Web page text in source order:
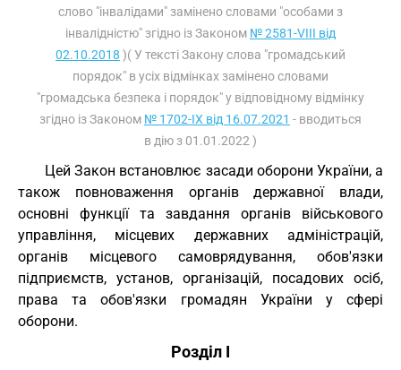
слово "інвалідами" замінено словами "особами з
інвалідністю" згідно із Законом № 2581-VIII від
02.10.2018 )( У тексті Закону слова "громадський
порядок" в усіх відмінках замінено словами
"громадська безпека і порядок" у відповідному відмінку
згідно із Законом № 1702-IX від 16.07.2021 - вводиться
в дію з 01.01.2022 )
Цей Закон встановлює засади оборони України, а
також повноваження органів державної влади,
основні функції та завдання органів військового
управління, місцевих державних адміністрацій,
органів місцевого самоврядування, обов'язки
підприємств, установ, організацій, посадових осіб,
права та обов'язки громадян України у сфері
оборони.
Розділ I